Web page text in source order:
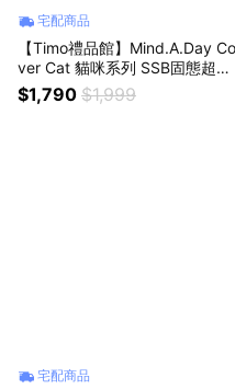
宅配商品
【Timo禮品館】Mind.A.Day Co
ver Cat 貓咪系列 SSB固態超薄
磁吸行動電源10000mAh(CCC
認證)
$1,790 $1,999
宅配商品